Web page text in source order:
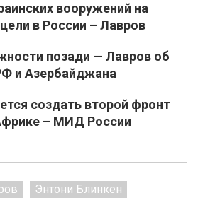
вооружений на
в России – Лавров
позади — Лавров об
и Азербайджана
создать второй фронт
– МИД России
Энтони Блинкен